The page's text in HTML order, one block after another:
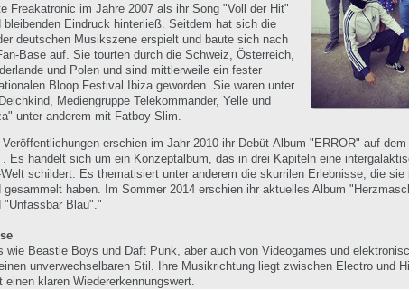
Freakatronic im Jahre 2007 als ihr Song "Voll der Hit"
bleibenden Eindruck hinterließ. Seitdem hat sich die
deutschen Musikszene erspielt und baute sich nach
Base auf. Sie tourten durch die Schweiz, Österreich,
und Polen und sind mittlerweile ein fester
Bloop Festival Ibiza geworden. Sie waren unter
Mediengruppe Telekommander, Yelle und
unter anderem mit Fatboy Slim.
erschien im Jahr 2010 ihr Debüt-Album "ERROR" auf
. Es handelt sich um ein Konzeptalbum, das in drei Kapiteln eine
schildert. Es thematisiert unter anderem die skurrilen Erlebnisse, die sie
gesammelt haben. Im Sommer 2014 erschien ihr aktuelles Album
"Unfassbar Blau"."
wie Beastie Boys und Daft Punk, aber auch von Videogames und
unverwechselbaren Stil. Ihre Musikrichtung liegt zwischen Electro und
klaren Wiedererkennungswert.